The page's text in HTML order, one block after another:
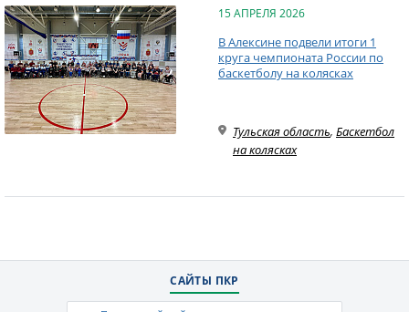
15 АПРЕЛЯ 2026
В Алексине подвели итоги 1
круга чемпионата России по
баскетболу на колясках
Тульская область, Баскетбол
на колясках
САЙТЫ ПКР